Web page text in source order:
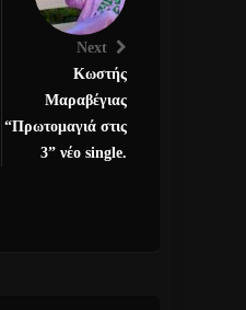
Next
Κωστής
Μαραβέγιας
“Πρωτομαγιά στις
3” νέο single.